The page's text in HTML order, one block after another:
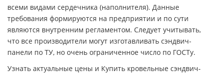
всеми видами сердечника (наполнителя). Данные
требования формируются на предприятии и по сути
являются внутренним регламентом. Следует учитывать,
что все производители могут изготавливать сэндвич-
панели по ТУ, но очень ограниченное число по ГОСТу.
Узнать актуальные цены и Купить кровельные сэндвич-